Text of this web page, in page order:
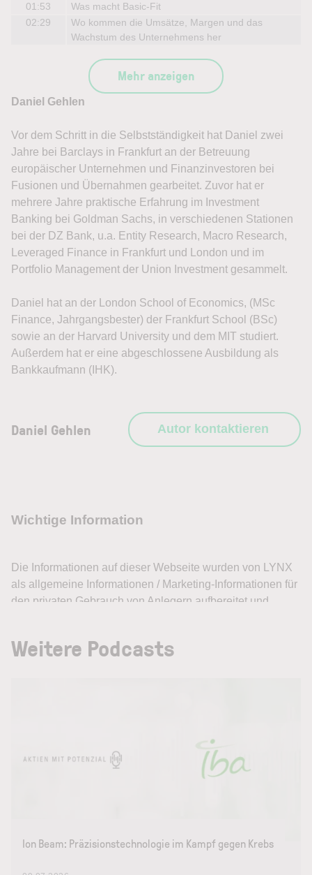
01:53
Was macht Basic-Fit
02:29
Wo kommen die Umsätze, Margen und das
Wachstum des Unternehmens her
Mehr anzeigen
Daniel Gehlen
Vor dem Schritt in die Selbstständigkeit hat Daniel zwei
Jahre bei Barclays in Frankfurt an der Betreuung
europäischer Unternehmen und Finanzinvestoren bei
Fusionen und Übernahmen gearbeitet. Zuvor hat er
mehrere Jahre praktische Erfahrung im Investment
Banking bei Goldman Sachs, in verschiedenen Stationen
bei der DZ Bank, u.a. Entity Research, Macro Research,
Leveraged Finance in Frankfurt und London und im
Portfolio Management der Union Investment gesammelt.
Daniel hat an der London School of Economics, (MSc
Finance, Jahrgangsbester) der Frankfurt School (BSc)
sowie an der Harvard University und dem MIT studiert.
Außerdem hat er eine abgeschlossene Ausbildung als
Bankkaufmann (IHK).
Daniel Gehlen Autor kontaktieren
Weitere Podcasts
Ion Beam: Präzisionstechnologie im Kampf gegen Krebs